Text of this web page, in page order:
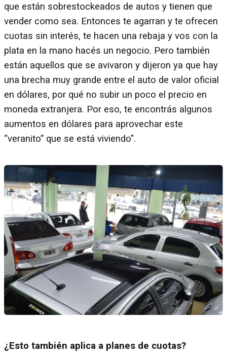
que están sobrestockeados de autos y tienen que
vender como sea. Entonces te agarran y te ofrecen
cuotas sin interés, te hacen una rebaja y vos con la
plata en la mano hacés un negocio. Pero también
están aquellos que se avivaron y dijeron ya que hay
una brecha muy grande entre el auto de valor oficial
en dólares, por qué no subir un poco el precio en
moneda extranjera. Por eso, te encontrás algunos
aumentos en dólares para aprovechar este
“veranito” que se está viviendo".
¿Esto también aplica a planes de cuotas?